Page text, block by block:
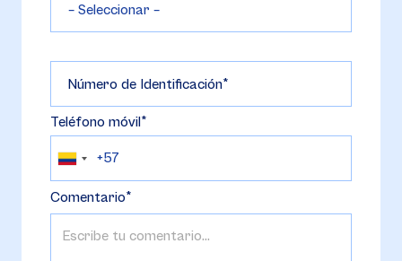
Número de Identificación
Teléfono móvil
Comentario